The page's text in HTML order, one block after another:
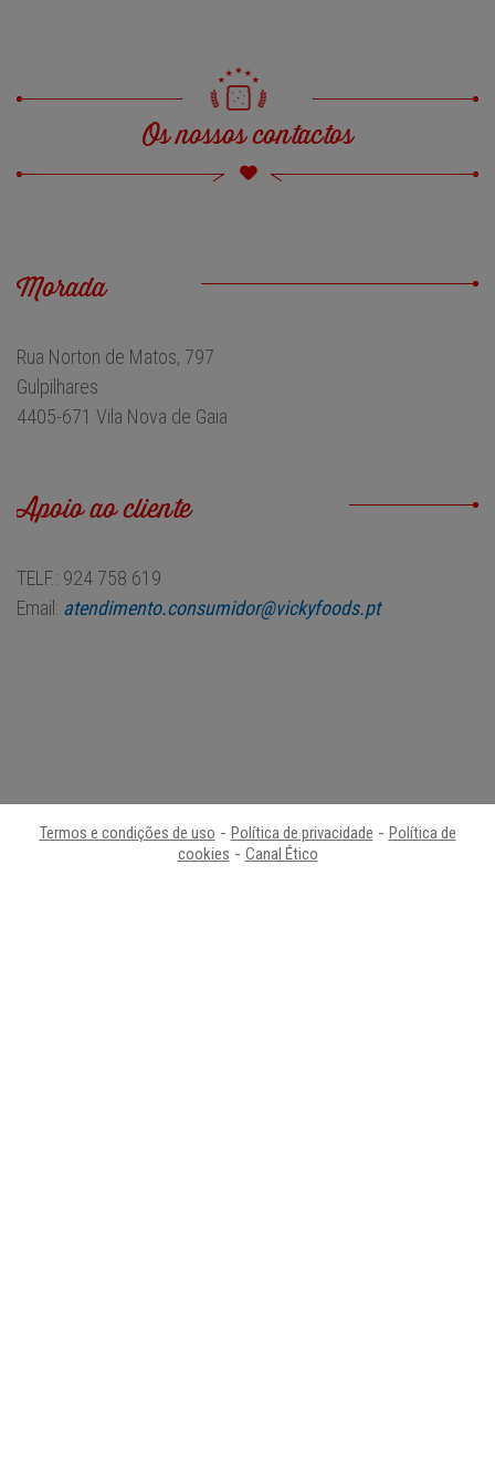
Os nossos contactos
Morada
Rua Norton de Matos, 797
Gulpilhares
4405-671 Vila Nova de Gaia
Apoio ao cliente
TELF.: 924 758 619
Email: atendimento.consumidor@vickyfoods.pt
Termos e condições de uso - Política de privacidade - Política de
cookies - Canal Ético